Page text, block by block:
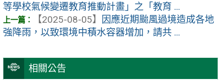
相關公告
等學校氣候變遷教育推動計畫」之「教育 ...
【2025-08-05】
因應近期颱風過境造成各地
強降雨，以致環境中積水容器增加，請共 ...